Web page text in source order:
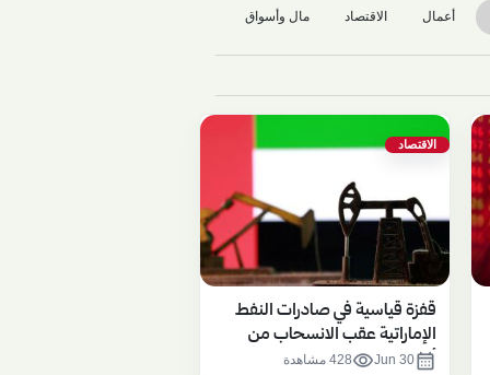
أعمال الاقتصاد مال وأسواق
الاقتصاد
قفزة قياسية في صادرات النفط
الإماراتية عقب الانسحاب من
أوبك
calendar_month
Jun 30
visibility428 مشاهدة